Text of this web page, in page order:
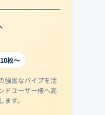
枚〜
強固なパイプを活
ドユーザー様へ高
す。